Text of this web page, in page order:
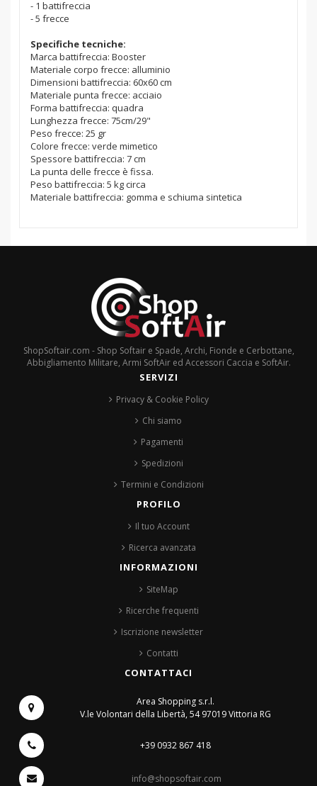
- 1 battifreccia
- 5 frecce
Specifiche tecniche:
Marca battifreccia: Booster
Materiale corpo frecce: alluminio
Dimensioni battifreccia: 60x60 cm
Materiale punta frecce: acciaio
Forma battifreccia: quadra
Lunghezza frecce: 75cm/29"
Peso frecce: 25 gr
Colore frecce: verde mimetico
Spessore battifreccia: 7 cm
La punta delle frecce è fissa.
Peso battifreccia: 5 kg circa
Materiale battifreccia: gomma e schiuma sintetica
ShopSoftair.com - Shop Softair e Spade, Archi, Fionde e Cerbottane,
Abbigliamento Militare, Armi SoftAir ed Accessori Caccia e SoftAir.
SERVIZI
Privacy & Cookie Policy
Chi siamo
Pagamenti
Spedizioni
Termini e Condizioni
PROFILO
Il tuo Account
Ricerca avanzata
INFORMAZIONI
SiteMap
Ricerche frequenti
Iscrizione newsletter
Contatti
CONTATTACI
Area Shopping s.r.l.
V.le Volontari della Libertà, 5497019 Vittoria RG
+39 0932 867 418
info@shopsoftair.com